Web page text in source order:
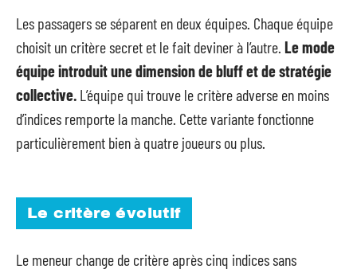
Les passagers se séparent en deux équipes. Chaque équipe
choisit un critère secret et le fait deviner à l’autre. Le mode
équipe introduit une dimension de bluff et de stratégie
collective. L’équipe qui trouve le critère adverse en moins
d’indices remporte la manche. Cette variante fonctionne
particulièrement bien à quatre joueurs ou plus.
Le critère évolutif
Le meneur change de critère après cinq indices sans